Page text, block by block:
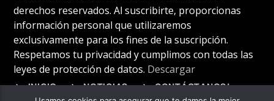
derechos reservados. Al suscribirte, proporcionas
información personal que utilizaremos
exclusivamente para los fines de la suscripción.
Respetamos tu privacidad y cumplimos con todas las
leyes de protección de datos. Descargar
INICIO NOTICIAS CONTÁCTANOS!